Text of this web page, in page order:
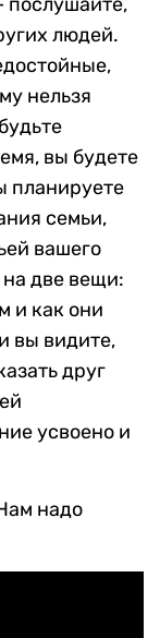
людей.
нельзя
вы будете
планируете
семьи,
вашего
две вещи:
и как они
вы видите,
друг
усвоено и
надо